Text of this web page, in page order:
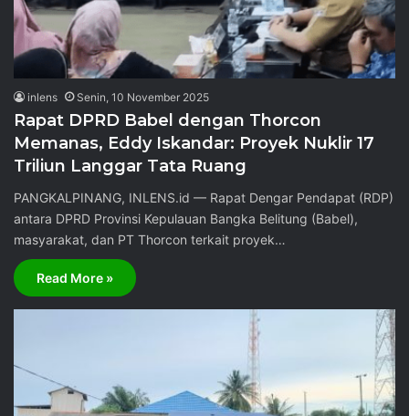
inlens Senin, 10 November 2025
Rapat DPRD Babel dengan Thorcon
Memanas, Eddy Iskandar: Proyek Nuklir 17
Triliun Langgar Tata Ruang
PANGKALPINANG, INLENS.id — Rapat Dengar Pendapat (RDP)
antara DPRD Provinsi Kepulauan Bangka Belitung (Babel),
masyarakat, dan PT Thorcon terkait proyek…
Read More »